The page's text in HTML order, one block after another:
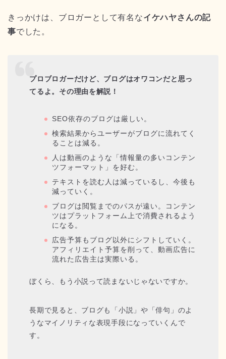
きっかけは、ブロガーとして有名なイケハヤさんの記
事でした。
プロブロガーだけど、ブログはオワコンだと思っ
てるよ。その理由を解説！
SEO依存のブログは厳しい。
検索結果からユーザーがブログに流れてく
ることは減る。
人は動画のような「情報量の多いコンテン
ツフォーマット」を好む。
テキストを読む人は減っているし、今後も
減っていく。
ブログは閲覧までのパスが遠い。コンテン
ツはプラットフォーム上で消費されるよう
になる。
広告予算もブログ以外にシフトしていく。
アフィリエイト予算を削って、動画広告に
流れた広告主は実際いる。
ぼくら、もう小説って読まないじゃないですか。
長期で見ると、ブログも「小説」や「俳句」のよ
うなマイノリティな表現手段になっていくんで
す。